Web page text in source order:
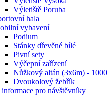
Výletiště Poruba
hala
vybavení
Podium
Stánky dřevěné bílé
Pivní sety
Výčepní zařízení
Nůžkový altán (3x6m) -
Dvoukolový žebřík
informace pro návštěvníky